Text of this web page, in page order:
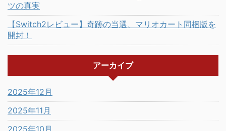
ツの真実
【Switch2レビュー】奇跡の当選、マリオカート同梱版を
開封！
アーカイブ
2025年12月
2025年11月
2025年10月